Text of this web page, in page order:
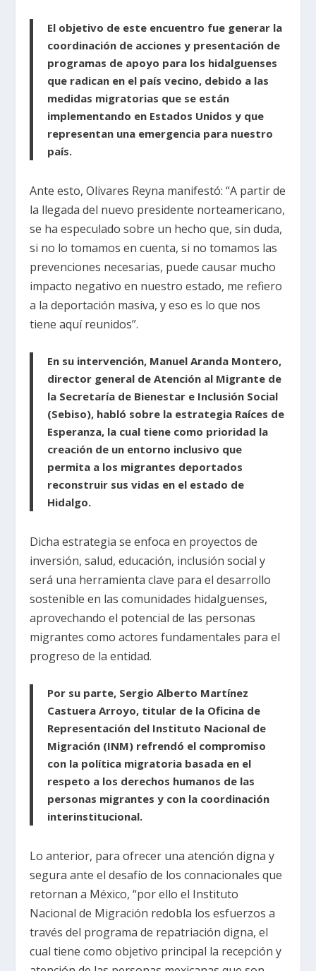
El objetivo de este encuentro fue generar la
coordinación de acciones y presentación de
programas de apoyo para los hidalguenses
que radican en el país vecino, debido a las
medidas migratorias que se están
implementando en Estados Unidos y que
representan una emergencia para nuestro
país.
Ante esto, Olivares Reyna manifestó: “A partir de
la llegada del nuevo presidente norteamericano,
se ha especulado sobre un hecho que, sin duda,
si no lo tomamos en cuenta, si no tomamos las
prevenciones necesarias, puede causar mucho
impacto negativo en nuestro estado, me refiero
a la deportación masiva, y eso es lo que nos
tiene aquí reunidos”.
En su intervención, Manuel Aranda Montero,
director general de Atención al Migrante de
la Secretaría de Bienestar e Inclusión Social
(Sebiso), habló sobre la estrategia Raíces de
Esperanza, la cual tiene como prioridad la
creación de un entorno inclusivo que
permita a los migrantes deportados
reconstruir sus vidas en el estado de
Hidalgo.
Dicha estrategia se enfoca en proyectos de
inversión, salud, educación, inclusión social y
será una herramienta clave para el desarrollo
sostenible en las comunidades hidalguenses,
aprovechando el potencial de las personas
migrantes como actores fundamentales para el
progreso de la entidad.
Por su parte, Sergio Alberto Martínez
Castuera Arroyo, titular de la Oficina de
Representación del Instituto Nacional de
Migración (INM) refrendó el compromiso
con la política migratoria basada en el
respeto a los derechos humanos de las
personas migrantes y con la coordinación
interinstitucional.
Lo anterior, para ofrecer una atención digna y
segura ante el desafío de los connacionales que
retornan a México, “por ello el Instituto
Nacional de Migración redobla los esfuerzos a
través del programa de repatriación digna, el
cual tiene como objetivo principal la recepción y